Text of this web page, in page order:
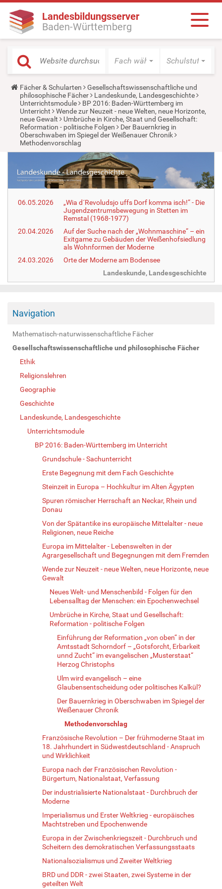
Landesbildungsserver
Baden-Württemberg
Fach wählen Schulstufe
Y
o
u
a
r
e
h
e
r
Fächer & Schularten
Gesellschaftswissenschaftliche und
philosophische Fächer
Landeskunde, Landesgeschichte
Unterrichtsmodule
BP 2016: Baden-Württemberg im
Unterricht
Wende zur Neuzeit - neue Welten, neue Horizonte,
neue Gewalt
Umbrüche in Kirche, Staat und Gesellschaft:
Reformation - politische Folgen
Der Bauernkrieg in
Oberschwaben im Spiegel der Weißenauer Chronik
Methodenvorschlag
06.05.2026
„Wia d´Revoludsjo uffs Dorf komma isch!“ - Die
Jugendzentrumsbewegung in Stetten im
Remstal (1968-1977)
20.04.2026
Auf der Suche nach der „Wohnmaschine“ – ein
Exitgame zu Gebäuden der Weißenhofsiedlung
als Wohnformen der Moderne
24.03.2026
Orte der Moderne am Bodensee
Landeskunde, Landesgeschichte
Navigation
Mathematisch-naturwissenschaftliche Fächer
Gesellschaftswissenschaftliche und philosophische Fächer
Ethik
Religionslehren
Geographie
Geschichte
Landeskunde, Landesgeschichte
Unterrichtsmodule
BP 2016: Baden-Württemberg im Unterricht
Grundschule - Sachunterricht
Erste Begegnung mit dem Fach Geschichte
Steinzeit in Europa – Hochkultur im Alten Ägypten
Spuren römischer Herrschaft an Neckar, Rhein und
Donau
Von der Spätantike ins europäische Mittelalter - neue
Religionen, neue Reiche
Europa im Mittelalter - Lebenswelten in der
Agrargesellschaft und Begegnungen mit dem Fremden
Wende zur Neuzeit - neue Welten, neue Horizonte, neue
Gewalt
Neues Welt- und Menschenbild - Folgen für den
Lebensalltag der Menschen: ein Epochenwechsel
Umbrüche in Kirche, Staat und Gesellschaft:
Reformation - politische Folgen
Einführung der Reformation „von oben“ in der
Amtsstadt Schorndorf – „Gotsforcht, Erbarkeit
unnd Zucht“ im evangelischen „Musterstaat“
Herzog Christophs
Ulm wird evangelisch – eine
Glaubensentscheidung oder politisches Kalkül?
Der Bauernkrieg in Oberschwaben im Spiegel der
Weißenauer Chronik
Methodenvorschlag
Französische Revolution – Der frühmoderne Staat im
18. Jahrhundert in Südwestdeutschland - Anspruch
und Wirklichkeit
Europa nach der Französischen Revolution -
Bürgertum, Nationalstaat, Verfassung
Der industrialisierte Nationalstaat - Durchbruch der
Moderne
Imperialismus und Erster Weltkrieg - europäisches
Machtstreben und Epochenwende
Europa in der Zwischenkriegszeit - Durchbruch und
Scheitern des demokratischen Verfassungsstaats
Nationalsozialismus und Zweiter Weltkrieg
BRD und DDR - zwei Staaten, zwei Systeme in der
geteilten Welt